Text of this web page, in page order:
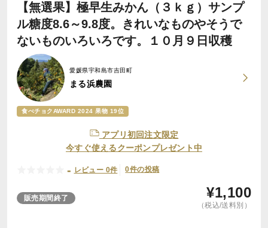
【無選果】極早生みかん（３ｋｇ）サンプ
ル糖度8.6～9.8度。きれいなものやそうで
ないものいろいろです。１０月９日収穫
愛媛県宇和島市吉田町
まる浜農園
食べチョクAWARD 2024 果物 19位
アプリ初回注文限定
今すぐ使えるクーポンプレゼント中
- レビュー 0件 0件の投稿
販売期間終了 ¥1,100
（税込/送料別）